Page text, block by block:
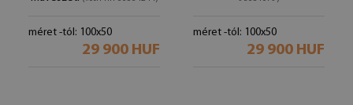
méret -tól: 100x50
29 900 HUF
méret -tól: 100x50
29 900 HUF